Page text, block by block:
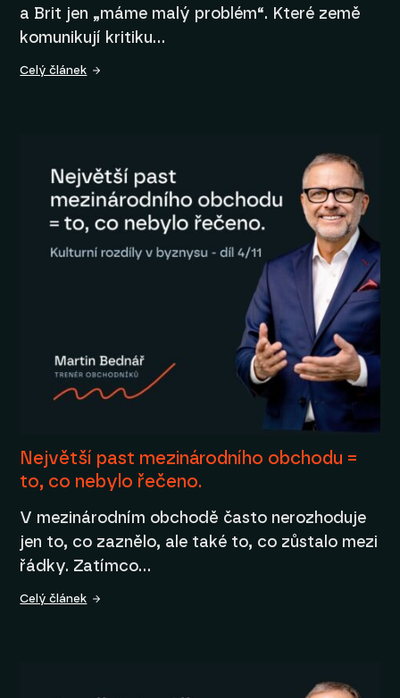
a Brit jen „máme malý problém“. Které země
komunikují kritiku…
Celý článek
Největší past mezinárodního obchodu =
to, co nebylo řečeno.
V mezinárodním obchodě často nerozhoduje
jen to, co zaznělo, ale také to, co zůstalo mezi
řádky. Zatímco…
Celý článek